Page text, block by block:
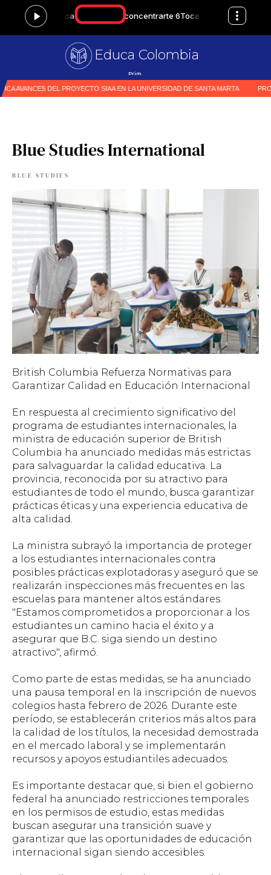
Educa Colombia
Primer medio especial
Blue Studies International
BLUE STUDIES
British Columbia Refuerza Normativas para
Garantizar Calidad en Educación Internacional
En respuesta al crecimiento significativo del
programa de estudiantes internacionales, la
ministra de educación superior de British
Columbia ha anunciado medidas más estrictas
para salvaguardar la calidad educativa. La
provincia, reconocida por su atractivo para
estudiantes de todo el mundo, busca garantizar
prácticas éticas y una experiencia educativa de
alta calidad.
La ministra subrayó la importancia de proteger
a los estudiantes internacionales contra
posibles prácticas explotadoras y aseguró que se
realizarán inspecciones más frecuentes en las
escuelas para mantener altos estándares.
"Estamos comprometidos a proporcionar a los
estudiantes un camino hacia el éxito y a
asegurar que B.C. siga siendo un destino
atractivo", afirmó.
Como parte de estas medidas, se ha anunciado
una pausa temporal en la inscripción de nuevos
colegios hasta febrero de 2026. Durante este
período, se establecerán criterios más altos para
la calidad de los títulos, la necesidad demostrada
en el mercado laboral y se implementarán
recursos y apoyos estudiantiles adecuados.
Es importante destacar que, si bien el gobierno
federal ha anunciado restricciones temporales
en los permisos de estudio, estas medidas
buscan asegurar una transición suave y
garantizar que las oportunidades de educación
internacional sigan siendo accesibles.